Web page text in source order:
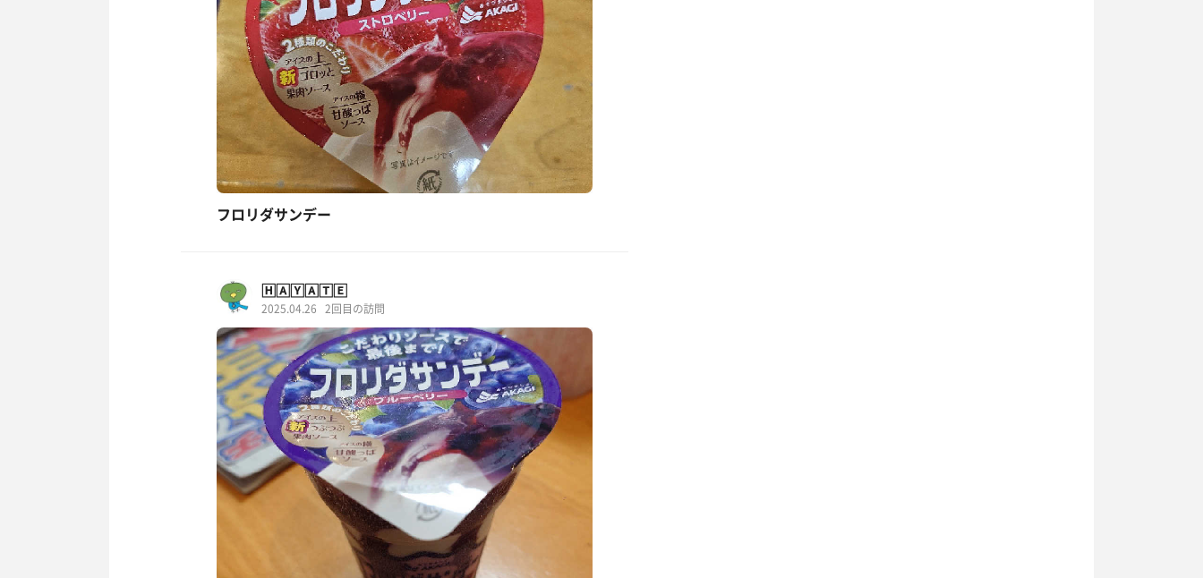
フロリダサンデー
🄷🄰🅈🄰🅃🄴
2025.04.26 2回目の訪問